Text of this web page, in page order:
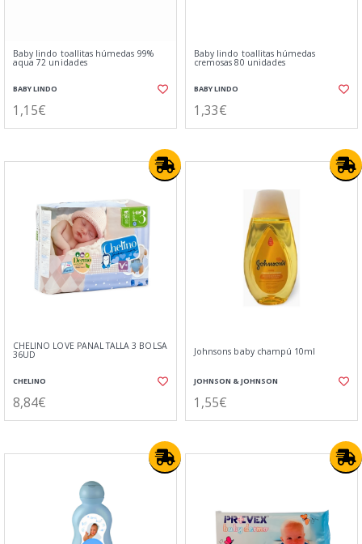
Baby lindo toallitas húmedas 99%
aqua 72 unidades
BABY LINDO
1,15€
Baby lindo toallitas húmedas
cremosas 80 unidades
BABY LINDO
1,33€
CHELINO LOVE PAÑAL TALLA 3 BOLSA
36UD
CHELINO
8,84€
Johnsons baby champú 10ml
JOHNSON & JOHNSON
1,55€